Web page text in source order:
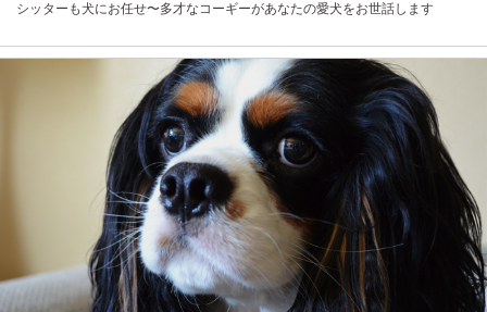
シッターも犬にお任せ〜多才なコーギーがあなたの愛犬をお世話します